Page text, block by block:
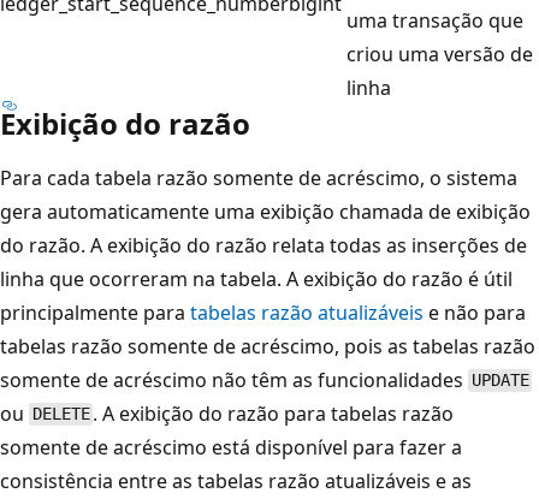
uma transação que
criou uma versão de
linha
Exibição do razão
Para cada tabela razão somente de acréscimo, o sistema
gera automaticamente uma exibição chamada de exibição
do razão. A exibição do razão relata todas as inserções de
linha que ocorreram na tabela. A exibição do razão é útil
principalmente para tabelas razão atualizáveis e não para
tabelas razão somente de acréscimo, pois as tabelas razão
somente de acréscimo não têm as funcionalidades UPDATE
ou DELETE . A exibição do razão para tabelas razão
somente de acréscimo está disponível para fazer a
consistência entre as tabelas razão atualizáveis e as